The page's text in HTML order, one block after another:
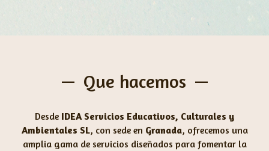
Que hacemos
Desde IDEA Servicios Educativos, Culturales y
Ambientales SL, con sede en Granada, ofrecemos una
amplia gama de servicios diseñados para fomentar la